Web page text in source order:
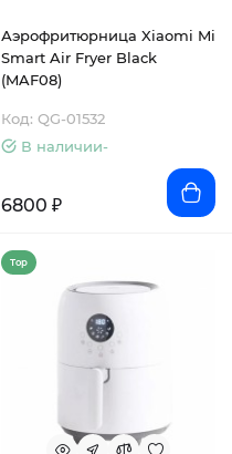
Аэрофритюрница Xiaomi Mi
Smart Air Fryer Black
(MAF08)
Код: QG-01532
В наличии-
6800 ₽
Top